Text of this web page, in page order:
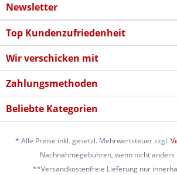
Newsletter
Top Kundenzufriedenheit
Wir verschicken mit
Zahlungsmethoden
Beliebte Kategorien
* Alle Preise inkl. gesetzl. Mehrwertsteuer zzgl.
Nachnahmegebühren, wenn nicht
**Versandkostenfreie Lieferung nur